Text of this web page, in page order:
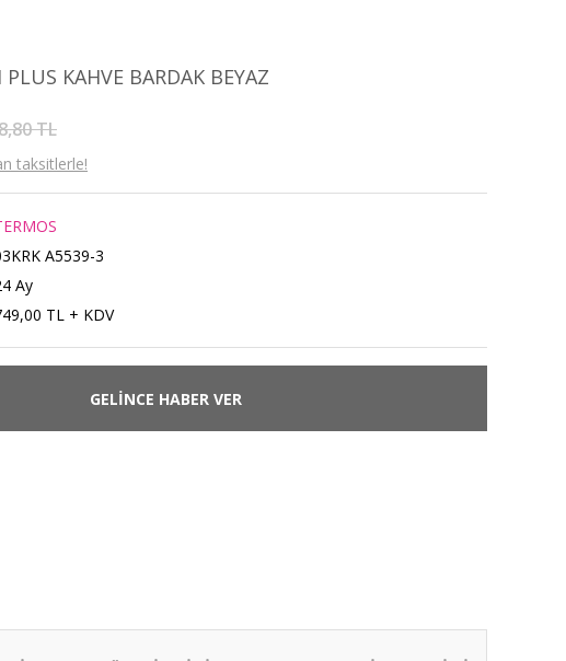
KAHVE BARDAK BEYAZ
TL
taksitlerle!
A5539-3
Ay
TL + KDV
GELİNCE HABER VER